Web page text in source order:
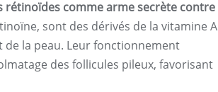
rétinoïdes comme arme secrète contre
sont des dérivés de la vitamine A
la peau. Leur fonctionnement
des follicules pileux, favorisant